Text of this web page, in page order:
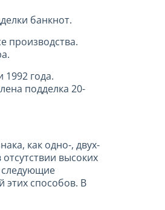
банкнот.
производства.
1992 года.
подделка 20-
как одно-, двух-
высоких
следующие
этих способов. В